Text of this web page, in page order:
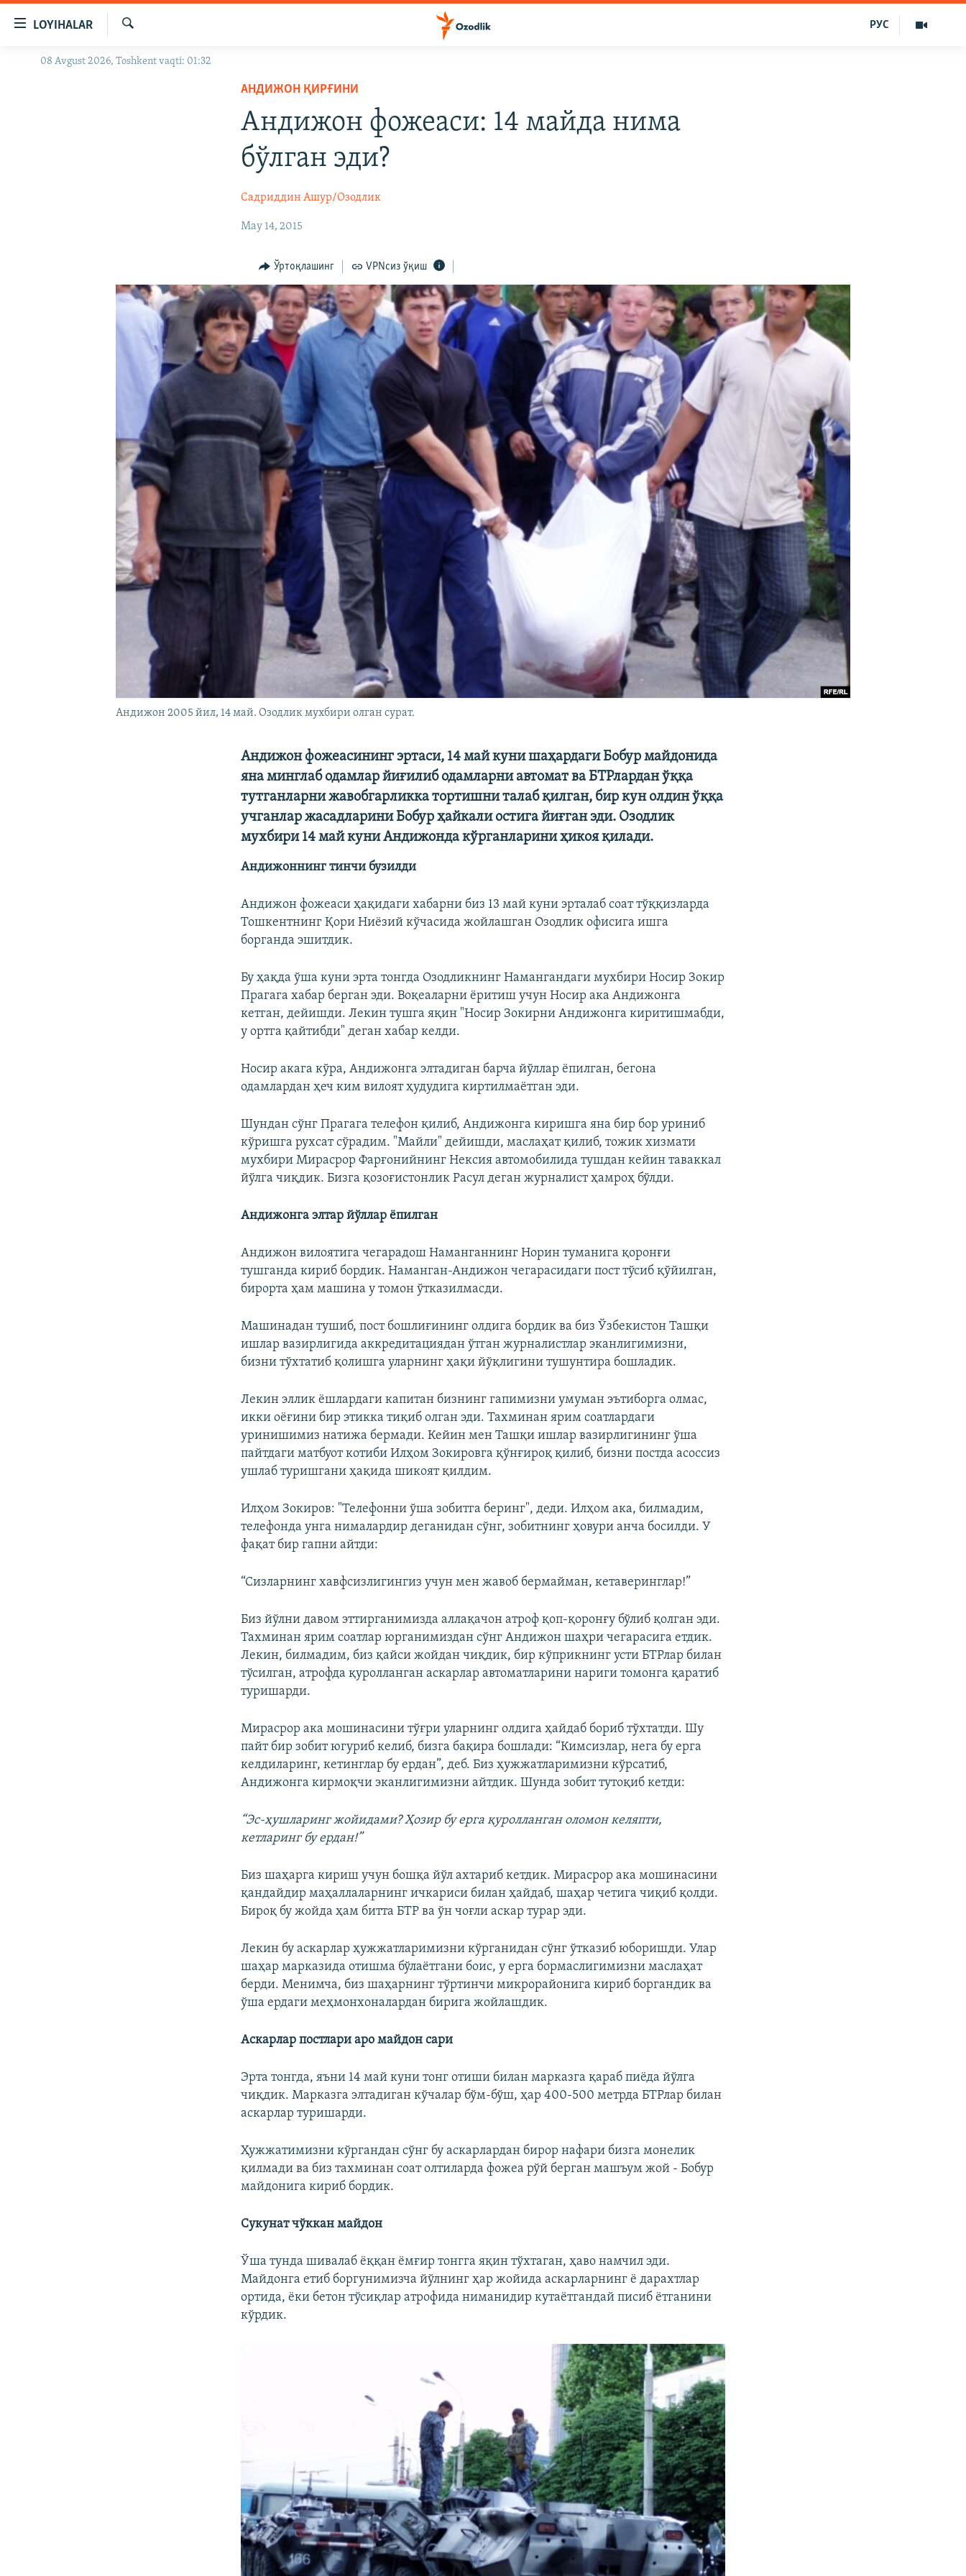
Бош
LOYIHALAR
OZODLIK SURISHTIRUVLARI
Излаш
РУС
08 Avgust 2026, Toshkent vaqti: 01:32
АНДИЖОН ҚИРҒИНИ
Андижон фожеаси: 14 майда нима
бўлган эди?
Садриддин Ашур/Озодлик
May 14, 2015
Ўртоқлашинг VPNсиз ўқиш
Андижон 2005 йил, 14 май. Озодлик мухбири олган сурат.
Андижон фожеасининг эртаси, 14 май куни шаҳардаги Бобур майдонида
яна минглаб одамлар йиғилиб одамларни автомат ва БТРлардан ўққа
тутганларни жавобгарликка тортишни талаб қилган, бир кун олдин ўққа
учганлар жасадларини Бобур ҳайкали остига йиғган эди. Озодлик
мухбири 14 май куни Андижонда кўрганларини ҳикоя қилади.
Андижоннинг тинчи бузилди
Андижон фожеаси ҳақидаги хабарни биз 13 май куни эрталаб соат тўққизларда
Тошкентнинг Қори Ниёзий кўчасида жойлашган Озодлик офисига ишга
борганда эшитдик.
Бу ҳақда ўша куни эрта тонгда Озодликнинг Намангандаги мухбири Носир Зокир
Прагага хабар берган эди. Воқеаларни ёритиш учун Носир ака Андижонга
кетган, дейишди. Лекин тушга яқин "Носир Зокирни Андижонга киритишмабди,
у ортга қайтибди" деган хабар келди.
Носир акага кўра, Андижонга элтадиган барча йўллар ёпилган, бегона
одамлардан ҳеч ким вилоят ҳудудига киртилмаётган эди.
Шундан сўнг Прагага телефон қилиб, Андижонга киришга яна бир бор уриниб
кўришга рухсат сўрадим. "Майли" дейишди, маслаҳат қилиб, тожик хизмати
мухбири Мирасрор Фарғонийнинг Нексия автомобилида тушдан кейин таваккал
йўлга чиқдик. Бизга қозоғистонлик Расул деган журналист ҳамроҳ бўлди.
Андижонга элтар йўллар ёпилган
Андижон вилоятига чегарадош Наманганнинг Норин туманига қоронғи
тушганда кириб бордик. Наманган-Андижон чегарасидаги пост тўсиб қўйилган,
бирорта ҳам машина у томон ўтказилмасди.
Машинадан тушиб, пост бошлиғининг олдига бордик ва биз Ўзбекистон Ташқи
ишлар вазирлигида аккредитациядан ўтган журналистлар эканлигимизни,
бизни тўхтатиб қолишга уларнинг ҳақи йўқлигини тушунтира бошладик.
Лекин эллик ёшлардаги капитан бизнинг гапимизни умуман эътиборга олмас,
икки оёғини бир этикка тиқиб олган эди. Тахминан ярим соатлардаги
уринишимиз натижа бермади. Кейин мен Ташқи ишлар вазирлигининг ўша
пайтдаги матбуот котиби Илҳом Зокировга қўнғироқ қилиб, бизни постда асоссиз
ушлаб туришгани ҳақида шикоят қилдим.
Илҳом Зокиров: "Телефонни ўша зобитга беринг", деди. Илҳом ака, билмадим,
телефонда унга нималардир деганидан сўнг, зобитнинг ҳовури анча босилди. У
фақат бир гапни айтди:
“Сизларнинг хавфсизлигингиз учун мен жавоб бермайман, кетаверинглар!”
Биз йўлни давом эттирганимизда аллақачон атроф қоп-қоронғу бўлиб қолган эди.
Тахминан ярим соатлар юрганимиздан сўнг Андижон шаҳри чегарасига етдик.
Лекин, билмадим, биз қайси жойдан чиқдик, бир кўприкнинг усти БТРлар билан
тўсилган, атрофда қуролланган аскарлар автоматларини нариги томонга қаратиб
туришарди.
Мирасрор ака мошинасини тўғри уларнинг олдига ҳайдаб бориб тўхтатди. Шу
пайт бир зобит югуриб келиб, бизга бақира бошлади: “Кимсизлар, нега бу ерга
келдиларинг, кетинглар бу ердан”, деб. Биз ҳужжатларимизни кўрсатиб,
Андижонга кирмоқчи эканлигимизни айтдик. Шунда зобит тутоқиб кетди:
“Эс-ҳушларинг жойидами? Ҳозир бу ерга қуролланган оломон келяпти,
кетларинг бу ердан!”
Биз шаҳарга кириш учун бошқа йўл ахтариб кетдик. Мирасрор ака мошинасини
қандайдир маҳаллаларнинг ичкариси билан ҳайдаб, шаҳар четига чиқиб қолди.
Бироқ бу жойда ҳам битта БТР ва ўн чоғли аскар турар эди.
Лекин бу аскарлар ҳужжатларимизни кўрганидан сўнг ўтказиб юборишди. Улар
шаҳар марказида отишма бўлаётгани боис, у ерга бормаслигимизни маслаҳат
берди. Менимча, биз шаҳарнинг тўртинчи микрорайонига кириб боргандик ва
ўша ердаги меҳмонхоналардан бирига жойлашдик.
Аскарлар постлари аро майдон сари
Эрта тонгда, яъни 14 май куни тонг отиши билан марказга қараб пиёда йўлга
чиқдик. Марказга элтадиган кўчалар бўм-бўш, ҳар 400-500 метрда БТРлар билан
аскарлар туришарди.
Ҳужжатимизни кўргандан сўнг бу аскарлардан бирор нафари бизга монелик
қилмади ва биз тахминан соат олтиларда фожеа рўй берган машъум жой - Бобур
майдонига кириб бордик.
Сукунат чўккан майдон
Ўша тунда шивалаб ёққан ёмғир тонгга яқин тўхтаган, ҳаво намчил эди.
Майдонга етиб боргунимизча йўлнинг ҳар жойида аскарларнинг ё дарахтлар
ортида, ёки бетон тўсиқлар атрофида ниманидир кутаётгандай писиб ётганини
кўрдик.